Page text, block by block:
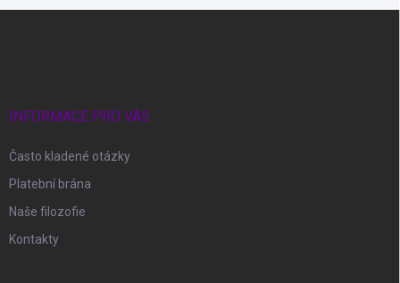
INFORMACE PRO VÁS
Často kladené otázky
Platební brána
Naše filozofie
Kontakty